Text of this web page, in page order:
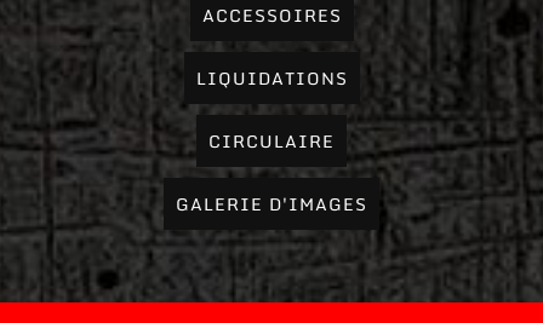
ACCESSOIRES
LIQUIDATIONS
CIRCULAIRE
GALERIE D'IMAGES